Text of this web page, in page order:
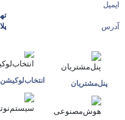
ایمیل
آدرس
پلاک1،
پنل‌مشتریان انتخاب‌لوکیشن